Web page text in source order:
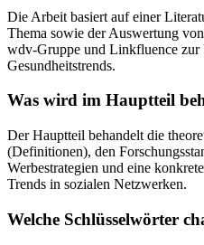
Die Arbeit basiert auf einer
Thema sowie der Auswertung
wdv-Gruppe und Linkfluence zur
Gesundheitstrends.
Was wird im Hauptteil
Der Hauptteil behandelt die
(Definitionen), den
Werbestrategien und eine
Trends in sozialen Netzwerken.
Welche Schlüsselwörter